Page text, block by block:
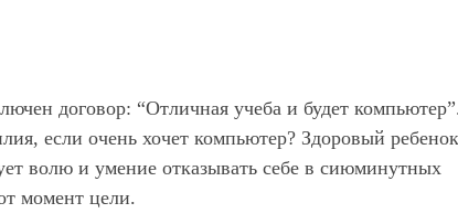
договор: “Отличная учеба и будет
если очень хочет компьютер? Здоровый ребенок
волю и умение отказывать себе в сиюминутных
момент цели.